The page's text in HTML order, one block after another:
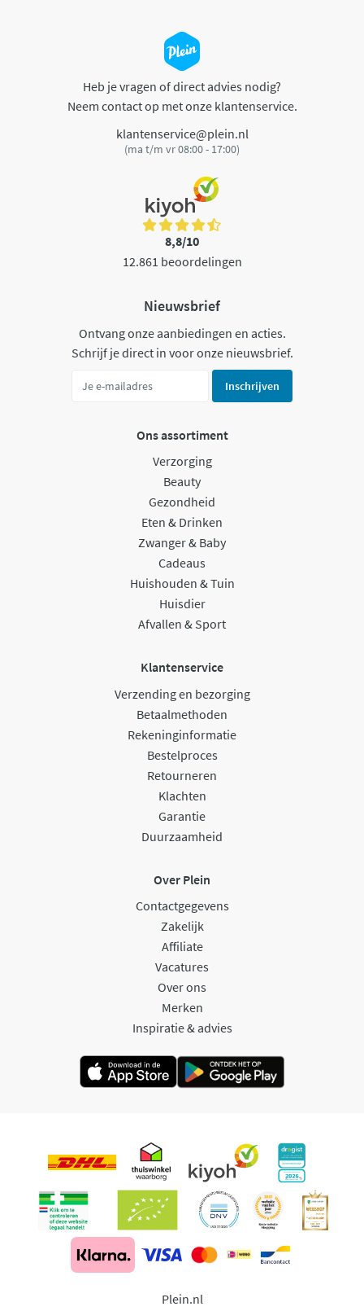
Heb je vragen of direct advies nodig?
Neem contact op met onze klantenservice.
klantenservice@plein.nl
(ma t/m vr 08:00 - 17:00)
8,8/10
12.861 beoordelingen
Nieuwsbrief
Ontvang onze aanbiedingen en acties.
Schrijf je direct in voor onze nieuwsbrief.
Inschrijven
Ons assortiment
Verzorging
Beauty
Gezondheid
Eten & Drinken
Zwanger & Baby
Cadeaus
Huishouden & Tuin
Huisdier
Afvallen & Sport
Klantenservice
Verzending en bezorging
Betaalmethoden
Rekeninginformatie
Bestelproces
Retourneren
Klachten
Garantie
Duurzaamheid
Over Plein
Contactgegevens
Zakelijk
Affiliate
Vacatures
Over ons
Merken
Inspiratie & advies
Plein.nl